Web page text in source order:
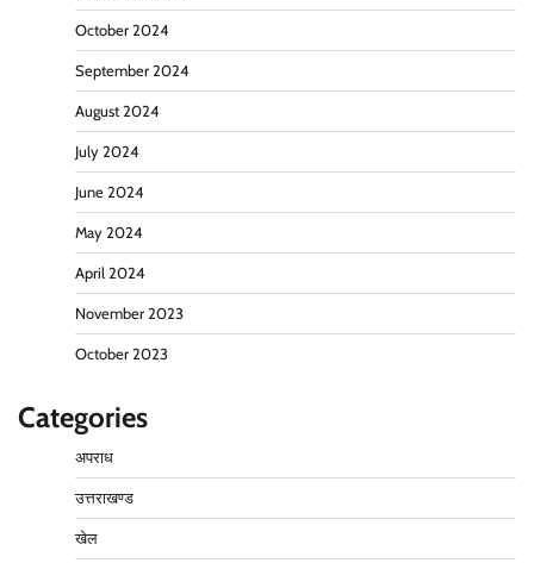
October 2024
September 2024
August 2024
July 2024
June 2024
May 2024
April 2024
November 2023
October 2023
Categories
अपराध
उत्तराखण्ड
खेल